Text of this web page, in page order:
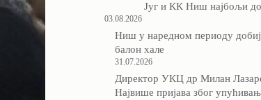
Југ и КК Ниш најбољи
03.08.2026
Ниш у наредном периоду
балон хале
31.07.2026
Директор УКЦ др Милан
Највише пријава због